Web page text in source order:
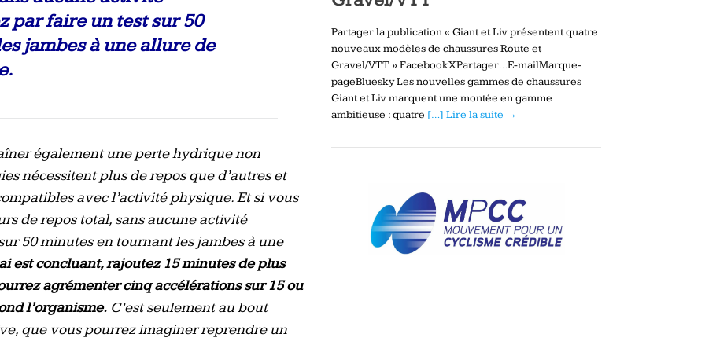
par faire un test sur 50
jambes à une allure de
également une perte hydrique non
nécessitent plus de repos que d’autres et
avec l’activité physique. Et si vous
de repos total, sans aucune activité
50 minutes en tournant les jambes à une
est concluant, rajoutez 15 minutes de plus
agrémenter cinq accélérations sur 15 ou
l’organisme. C’est seulement au bout
que vous pourrez imaginer reprendre un
Partager la publication « Giant et Liv présentent quatre
nouveaux modèles de chaussures Route et
Gravel/VTT » FacebookXPartager…E-mailMarque-
pageBluesky Les nouvelles gammes de chaussures
Giant et Liv marquent une montée en gamme
ambitieuse : quatre […] Lire la suite →